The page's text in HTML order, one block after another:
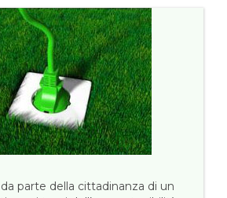
parte della cittadinanza di un